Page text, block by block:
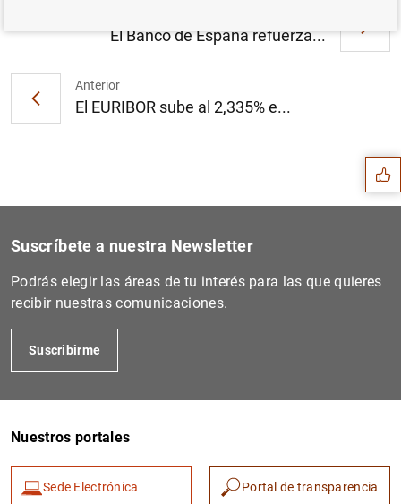
Anterior
El EURIBOR sube al 2,335% e...
El Banco de España refuerza...
Sugerencias
Suscríbete a nuestra Newsletter
Podrás elegir las áreas de tu interés para las que quieres
recibir nuestras comunicaciones.
Suscribirme
Nuestros portales
Sede Electrónica Portal de transparencia